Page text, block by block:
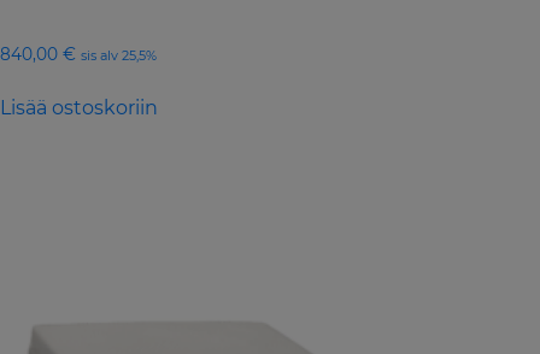
840,00 € sis alv 25,5%
Lisää ostoskoriin